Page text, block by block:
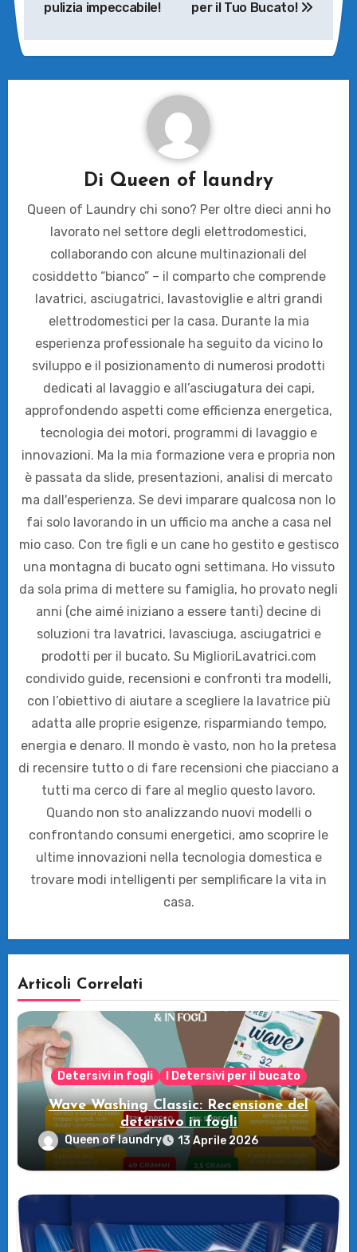
pulizia impeccabile! per il Tuo Bucato!
Di Queen of laundry
Queen of Laundry chi sono? Per oltre dieci anni ho
lavorato nel settore degli elettrodomestici,
collaborando con alcune multinazionali del
cosiddetto “bianco” – il comparto che comprende
lavatrici, asciugatrici, lavastoviglie e altri grandi
elettrodomestici per la casa. Durante la mia
esperienza professionale ha seguito da vicino lo
sviluppo e il posizionamento di numerosi prodotti
dedicati al lavaggio e all’asciugatura dei capi,
approfondendo aspetti come efficienza energetica,
tecnologia dei motori, programmi di lavaggio e
innovazioni. Ma la mia formazione vera e propria non
è passata da slide, presentazioni, analisi di mercato
ma dall'esperienza. Se devi imparare qualcosa non lo
fai solo lavorando in un ufficio ma anche a casa nel
mio caso. Con tre figli e un cane ho gestito e gestisco
una montagna di bucato ogni settimana. Ho vissuto
da sola prima di mettere su famiglia, ho provato negli
anni (che aimé iniziano a essere tanti) decine di
soluzioni tra lavatrici, lavasciuga, asciugatrici e
prodotti per il bucato. Su MiglioriLavatrici.com
condivido guide, recensioni e confronti tra modelli,
con l’obiettivo di aiutare a scegliere la lavatrice più
adatta alle proprie esigenze, risparmiando tempo,
energia e denaro. Il mondo è vasto, non ho la pretesa
di recensire tutto o di fare recensioni che piacciano a
tutti ma cerco di fare al meglio questo lavoro.
Quando non sto analizzando nuovi modelli o
confrontando consumi energetici, amo scoprire le
ultime innovazioni nella tecnologia domestica e
trovare modi intelligenti per semplificare la vita in
casa.
Articoli Correlati
Detersivi in fogli I Detersivi per il bucato
Wave Washing Classic: Recensione del
detersivo in fogli
Queen of laundry 13 Aprile 2026